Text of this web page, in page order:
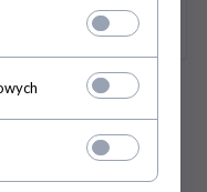
chłodnicza |
1940x1940x2540
396,53PLN/ 12